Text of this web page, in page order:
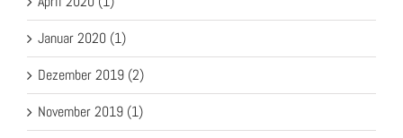
Januar 2020 (1)
Dezember 2019 (2)
November 2019 (1)